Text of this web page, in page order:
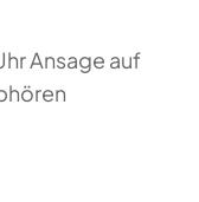
Ansage auf